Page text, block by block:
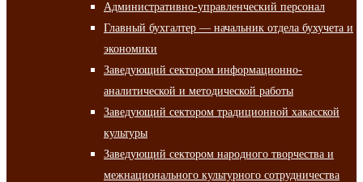
Административно-управленческий персонал
Главный бухгалтер — начальник отдела бухучета и
экономики
Заведующий сектором информационно-
аналитической и методической работы
Заведующий сектором традиционной хакасской
культуры
Заведующий сектором народного творчества и
межнационального культурного сотрудничества